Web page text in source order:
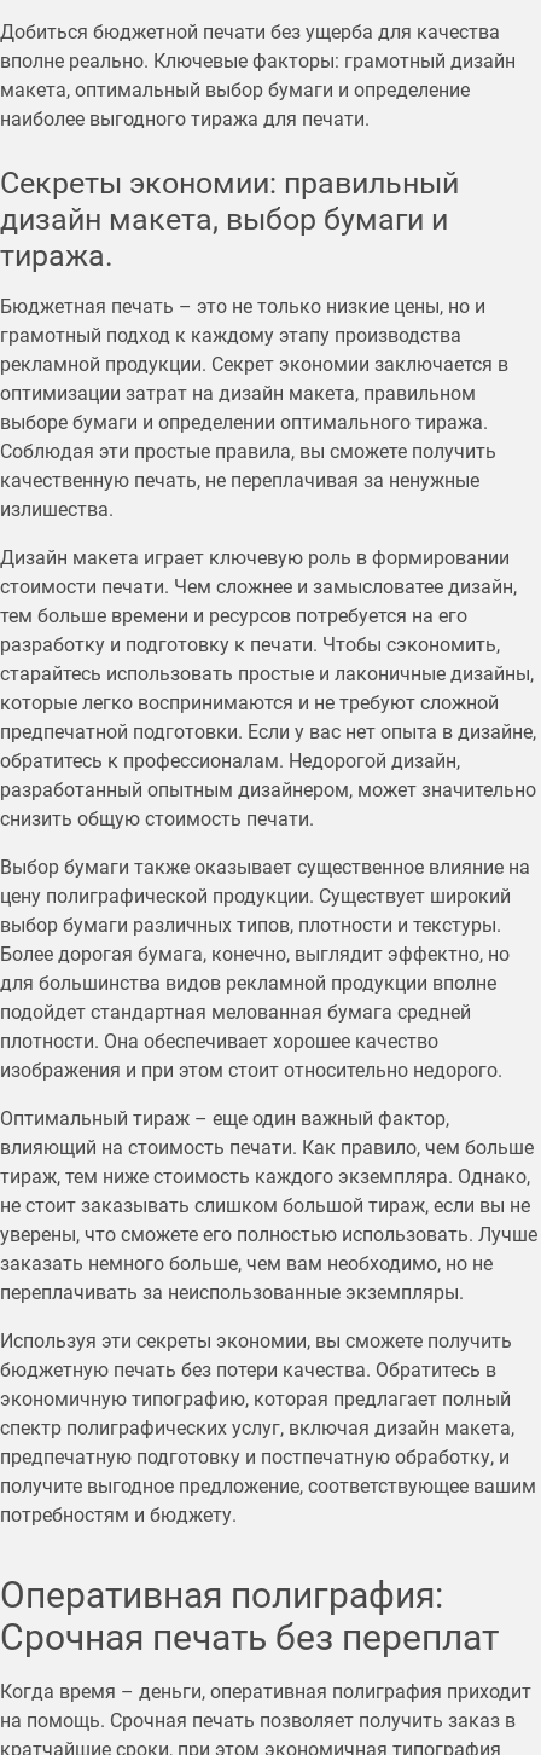
Добиться бюджетной печати без ущерба для качества
вполне реально. Ключевые факторы: грамотный дизайн
макета, оптимальный выбор бумаги и определение
наиболее выгодного тиража для печати.
Секреты экономии: правильный
дизайн макета, выбор бумаги и
тиража.
Бюджетная печать – это не только низкие цены, но и
грамотный подход к каждому этапу производства
рекламной продукции. Секрет экономии заключается в
оптимизации затрат на дизайн макета, правильном
выборе бумаги и определении оптимального тиража.
Соблюдая эти простые правила, вы сможете получить
качественную печать, не переплачивая за ненужные
излишества.
Дизайн макета играет ключевую роль в формировании
стоимости печати. Чем сложнее и замысловатее дизайн,
тем больше времени и ресурсов потребуется на его
разработку и подготовку к печати. Чтобы сэкономить,
старайтесь использовать простые и лаконичные дизайны,
которые легко воспринимаются и не требуют сложной
предпечатной подготовки. Если у вас нет опыта в дизайне,
обратитесь к профессионалам. Недорогой дизайн,
разработанный опытным дизайнером, может значительно
снизить общую стоимость печати.
Выбор бумаги также оказывает существенное влияние на
цену полиграфической продукции. Существует широкий
выбор бумаги различных типов, плотности и текстуры.
Более дорогая бумага, конечно, выглядит эффектно, но
для большинства видов рекламной продукции вполне
подойдет стандартная мелованная бумага средней
плотности. Она обеспечивает хорошее качество
изображения и при этом стоит относительно недорого.
Оптимальный тираж – еще один важный фактор,
влияющий на стоимость печати. Как правило, чем больше
тираж, тем ниже стоимость каждого экземпляра. Однако,
не стоит заказывать слишком большой тираж, если вы не
уверены, что сможете его полностью использовать. Лучше
заказать немного больше, чем вам необходимо, но не
переплачивать за неиспользованные экземпляры.
Используя эти секреты экономии, вы сможете получить
бюджетную печать без потери качества. Обратитесь в
экономичную типографию, которая предлагает полный
спектр полиграфических услуг, включая дизайн макета,
предпечатную подготовку и постпечатную обработку, и
получите выгодное предложение, соответствующее вашим
потребностям и бюджету.
Оперативная полиграфия:
Срочная печать без переплат
Когда время – деньги, оперативная полиграфия приходит
на помощь. Срочная печать позволяет получить заказ в
кратчайшие сроки, при этом экономичная типография